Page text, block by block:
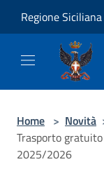
Regione Siciliana
Home > Novità
Trasporto
2025/2026